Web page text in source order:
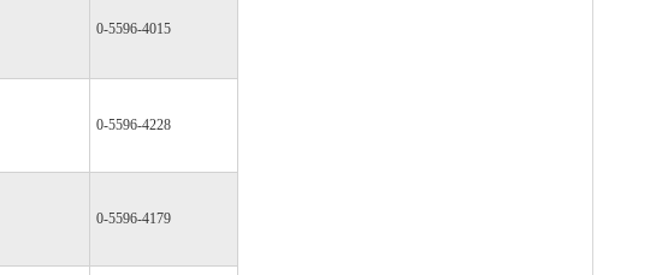
0-5596-4015
0-5596-4228
0-5596-4179